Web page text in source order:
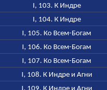
I, 103. К Индре
I, 104. К Индре
I, 105. Ко Всем-Богам
I, 106. Ко Всем-Богам
I, 107. Ко Всем-Богам
I, 108. К Индре и Агни
I, 109. К Индре и Агни